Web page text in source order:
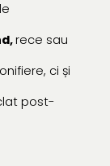
rece sau
ci și
post-